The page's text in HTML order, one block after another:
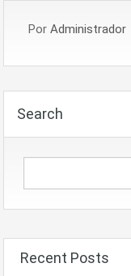
Por Administrador
Search
Recent Posts